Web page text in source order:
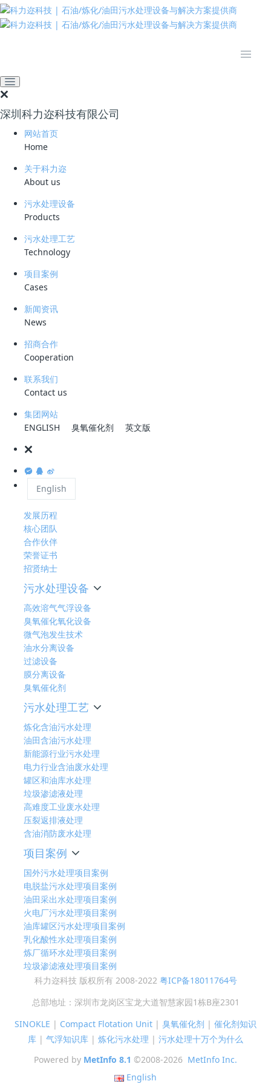
深圳科力迩科技有限公司
网站首页
Home
关于科力迩
About us
污水处理设备
Products
污水处理工艺
Technology
项目案例
Cases
新闻资讯
News
招商合作
Cooperation
联系我们
Contact us
集团网站
ENGLISH
臭氧催化剂 英文版
English
推动绿色发展 建设美丽中国
推荐 热门 最新
我司副总经理兼技术总监简小文被认定为高层次专业人才
服务热线
0755-28993144
公司地址
工作时间
关于科力迩
公司简介
资质荣誉
发展历程
核心团队
合作伙伴
荣誉证书
招贤纳士
污水处理设备
高效溶气气浮设备
臭氧催化氧化设备
微气泡发生技术
油水分离设备
过滤设备
膜分离设备
臭氧催化剂
污水处理工艺
炼化含油污水处理
油田含油污水处理
新能源行业污水处理
电力行业含油废水处理
罐区和油库水处理
垃圾渗滤液处理
高难度工业废水处理
压裂返排液处理
含油消防废水处理
项目案例
国外污水处理项目案例
电脱盐污水处理项目案例
油田采出水处理项目案例
火电厂污水处理项目案例
油库罐区污水处理项目案例
乳化酸性水处理项目案例
炼厂循环水处理项目案例
垃圾渗滤液处理项目案例
科力迩科技 版权所有 2008-2022 粤ICP备18011764号
总部地址：深圳市龙岗区宝龙大道智慧家园1栋B座2301
SINOKLE | Compact Flotation Unit | 臭氧催化剂 | 催化剂知识
库 | 气浮知识库 | 炼化污水处理 | 污水处理十万个为什么
Powered by MetInfo 8.1 ©2008-2026 MetInfo Inc.
English